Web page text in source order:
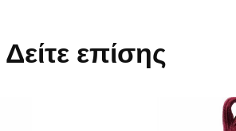
Δείτε επίσης